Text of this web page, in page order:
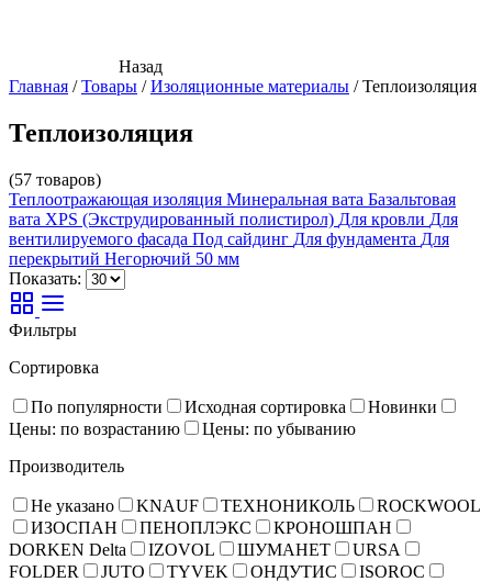
Назад
Главная /Товары /Изоляционные материалы /Теплоизоляция
Теплоизоляция
(57 товаров)
Теплоотражающая изоляция Минеральная вата Базальтовая
вата XPS (Экструдированный полистирол) Для кровли Для
вентилируемого фасада Под сайдинг Для фундамента Для
перекрытий Негорючий 50 мм
Показать:
Фильтры
Сортировка
По популярности Исходная сортировка
Новинки
Цены: по возрастанию
Цены: по убыванию
Производитель
Не указано KNAUF ТЕХНОНИКОЛЬ
ROCKWOOL
ИЗОСПАН
ПЕНОПЛЭКС
КРОНОШПАН
DORKEN Delta
IZOVOL ШУМАНЕТ
URSA
FOLDER
JUTO TYVEK ОНДУТИС
ISOROC